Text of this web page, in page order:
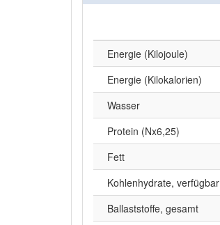
Energie (Kilojoule)
Energie (Kilokalorien)
Wasser
Protein (Nx6,25)
Fett
Kohlenhydrate, verfügbar
Ballaststoffe, gesamt